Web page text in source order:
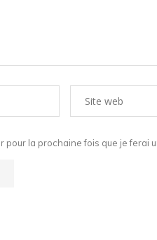
la prochaine fois que je ferai